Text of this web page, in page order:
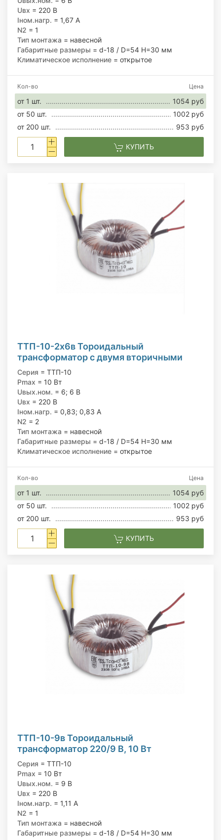
Uвх = 220 В
Iном.нагр. = 1,67 А
N2 = 1
Тип монтажа = навесной
Габаритные размеры = d-18 / D=54 H=30 мм
Климатическое исполнение = открытое
Кол-во Цена
от 1 шт.
1054 руб
от 50 шт.
1002 руб
от 200 шт.
953 руб
КУПИТЬ
ТТП-10-2х6в Тороидальный
трансформатор с двумя вторичными
обмотками, 220/6; 6 В, 10 Вт
Серия = ТТП-10
Pmax = 10 Вт
Uвых.ном. = 6; 6 В
Uвх = 220 В
Iном.нагр. = 0,83; 0,83 А
N2 = 2
Тип монтажа = навесной
Габаритные размеры = d-18 / D=54 H=30 мм
Климатическое исполнение = открытое
Кол-во Цена
от 1 шт.
1054 руб
от 50 шт.
1002 руб
от 200 шт.
953 руб
КУПИТЬ
ТТП-10-9в Тороидальный
трансформатор 220/9 В, 10 Вт
Серия = ТТП-10
Pmax = 10 Вт
Uвых.ном. = 9 В
Uвх = 220 В
Iном.нагр. = 1,11 А
N2 = 1
Тип монтажа = навесной
Габаритные размеры = d-18 / D=54 H=30 мм